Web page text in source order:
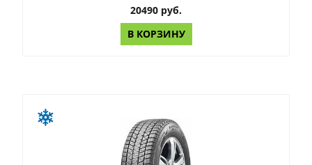
20490 руб.
В КОРЗИНУ